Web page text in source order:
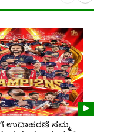
ಉದಾಹರಣೆ ನಮ್ಮ